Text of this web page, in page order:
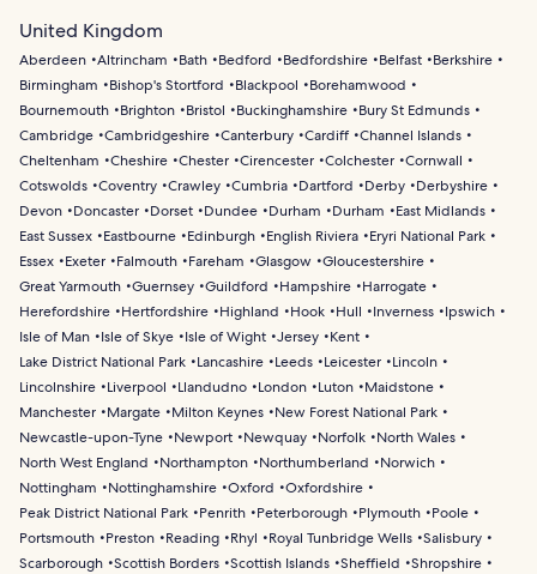
United Kingdom
Aberdeen Altrincham Bath Bedford Bedfordshire Belfast
Berkshire
Birmingham
Bishop's Stortford Blackpool
Borehamwood
Bournemouth
Brighton Bristol Buckinghamshire
Bury St Edmunds
Cambridge Cambridgeshire Canterbury Cardiff Channel Islands
Cheltenham
Cheshire Chester Cirencester Colchester Cornwall
Cotswolds Coventry Crawley Cumbria Dartford Derby
Derbyshire
Devon
Doncaster Dorset Dundee Durham Durham
East Midlands
East Sussex
Eastbourne Edinburgh English Riviera
Eryri National Park
Essex
Exeter Falmouth Fareham Glasgow
Gloucestershire
Great Yarmouth Guernsey Guildford Hampshire
Harrogate
Herefordshire
Hertfordshire Highland Hook Hull Inverness
Ipswich
Isle of Man
Isle of Skye Isle of Wight Jersey
Kent
Lake District National Park
Lancashire Leeds Leicester
Lincoln
Lincolnshire
Liverpool Llandudno London Luton
Maidstone
Manchester
Margate Milton Keynes
New Forest National Park
Newcastle-upon-Tyne
Newport Newquay Norfolk
North Wales
North West England
Northampton Northumberland
Norwich
Nottingham
Nottinghamshire Oxford
Oxfordshire
Peak District National Park
Penrith Peterborough Plymouth
Poole
Portsmouth
Preston Reading Rhyl Royal Tunbridge Wells Salisbury
Scarborough Scottish Borders Scottish Islands Sheffield
Shropshire